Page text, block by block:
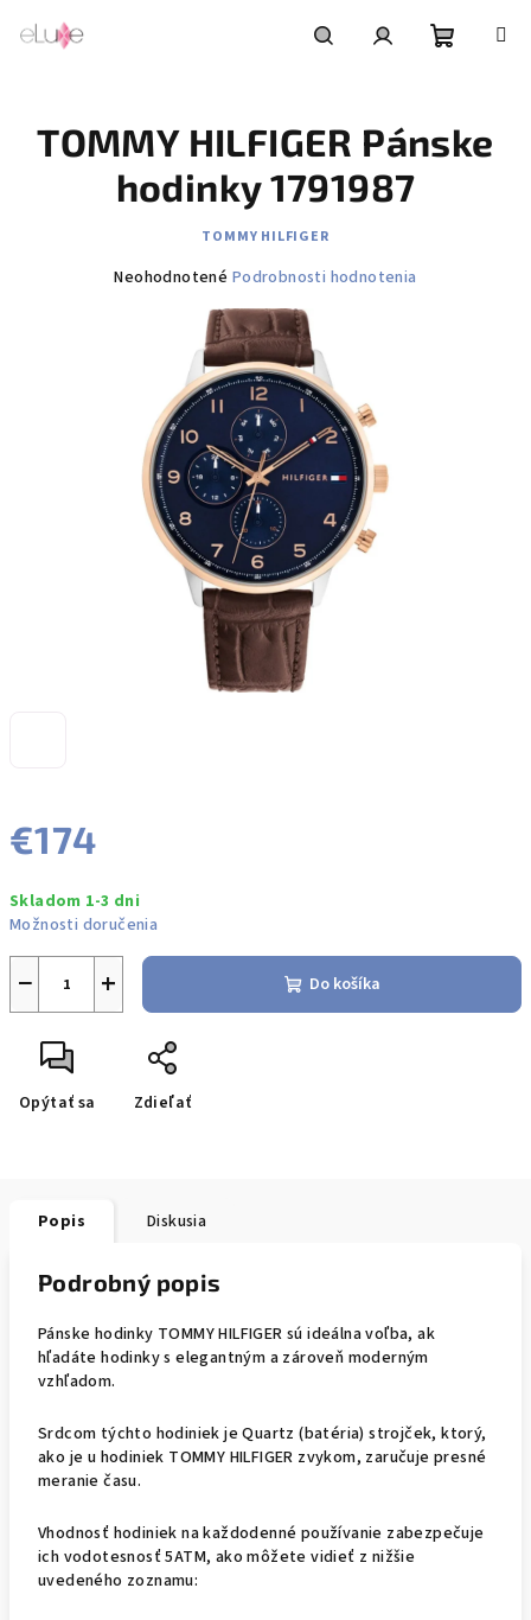
košík
€174
cena:
Skladom 1-3 dni
Možnosti doručenia
+
− Do košíka
Opýtať sa Zdieľať
TOMMY HILFIGER Pánske
hodinky 1791987
TOMMY HILFIGER
Priemerné
hviezdičiek.
Neohodnotené Podrobnosti hodnotenia
Popis Diskusia
Podrobný popis
Pánske hodinky TOMMY HILFIGER sú ideálna voľba, ak
hľadáte hodinky s elegantným a zároveň moderným
vzhľadom.
Srdcom týchto hodiniek je Quartz (batéria) strojček, ktorý,
ako je u hodiniek TOMMY HILFIGER zvykom, zaručuje presné
meranie času.
Vhodnosť hodiniek na každodenné používanie zabezpečuje
ich vodotesnosť 5ATM, ako môžete vidieť z nižšie
uvedeného zoznamu: